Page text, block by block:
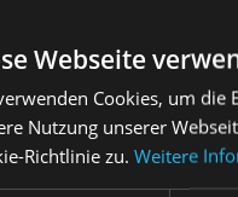
Webseite
Cookies, um die
Nutzung unserer
Richtlinie zu. Weitere